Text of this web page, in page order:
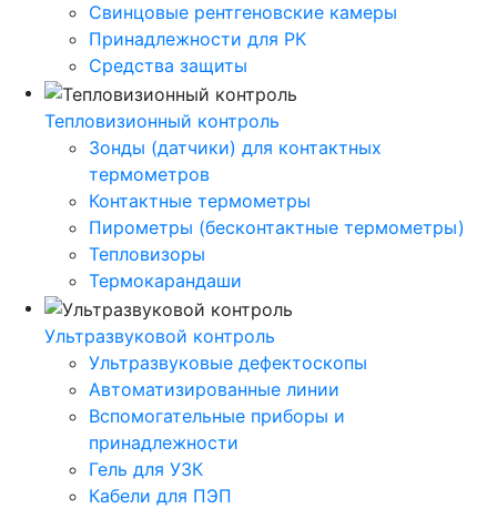
Свинцовые рентгеновские камеры
Принадлежности для РК
Средства защиты
Тепловизионный контроль
Зонды (датчики) для контактных
термометров
Контактные термометры
Пирометры (бесконтактные термометры)
Тепловизоры
Термокарандаши
Ультразвуковой контроль
Ультразвуковые дефектоскопы
Автоматизированные линии
Вспомогательные приборы и
принадлежности
Гель для УЗК
Кабели для ПЭП